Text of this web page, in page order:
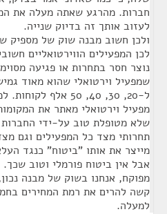
חברות. מהרגע שאתה מעלה את
לעזוב אותך זה בדיוק שנייה.
ולכן חשוב מבנה שוק של מספיק
לכן המפעילים הווירטואליים
נוצר חסר בתחרות או פגיעה
שמפעיל וירטואלי שהוא מאוד
ל-20, 30, 40, 50 אלף
מפעיל וירטואלי מאתר את
שלא מטופלת טוב על-ידי החברות
תחרותי מצד כל המפעילים וגם
מייצר את אותו "ביטוח" כנגד
אבל אין ביטוח פורמלי וטוב
מפוקח, אנחנו בשוק של מבנה
קשה להרים את רמת המחירים
למעלה.